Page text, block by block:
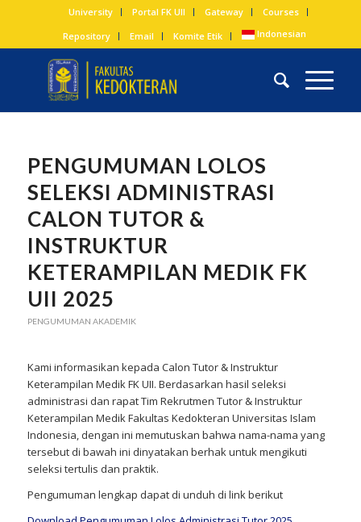
University Portal FK UII Gateway
Courses
Repository
Email Komite Etik Indonesian
PENGUMUMAN LOLOS
SELEKSI ADMINISTRASI
CALON TUTOR &
INSTRUKTUR
KETERAMPILAN MEDIK FK
UII 2025
PENGUMUMAN AKADEMIK
Kami informasikan kepada Calon Tutor & Instruktur
Keterampilan Medik FK UII. Berdasarkan hasil seleksi
administrasi dan rapat Tim Rekrutmen Tutor & Instruktur
Keterampilan Medik Fakultas Kedokteran Universitas Islam
Indonesia, dengan ini memutuskan bahwa nama-nama yang
tersebut di bawah ini dinyatakan berhak untuk mengikuti
seleksi tertulis dan praktik.
Pengumuman lengkap dapat di unduh di link berikut